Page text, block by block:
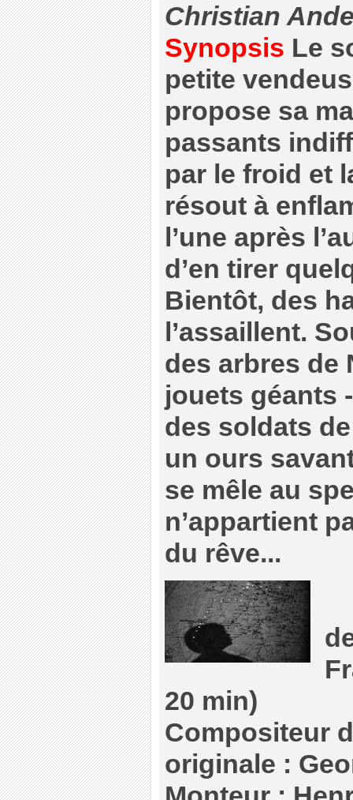
Christian
Synopsis Le
petite
propose sa
passants
par le froid et
résout à
l’une après
d’en tirer
Bientôt, des
l’assaillent.
des arbres de
jouets géants
des soldats
un ours
se mêle au
n’appartient
du rêve...
20 min)
Compositeur
originale :